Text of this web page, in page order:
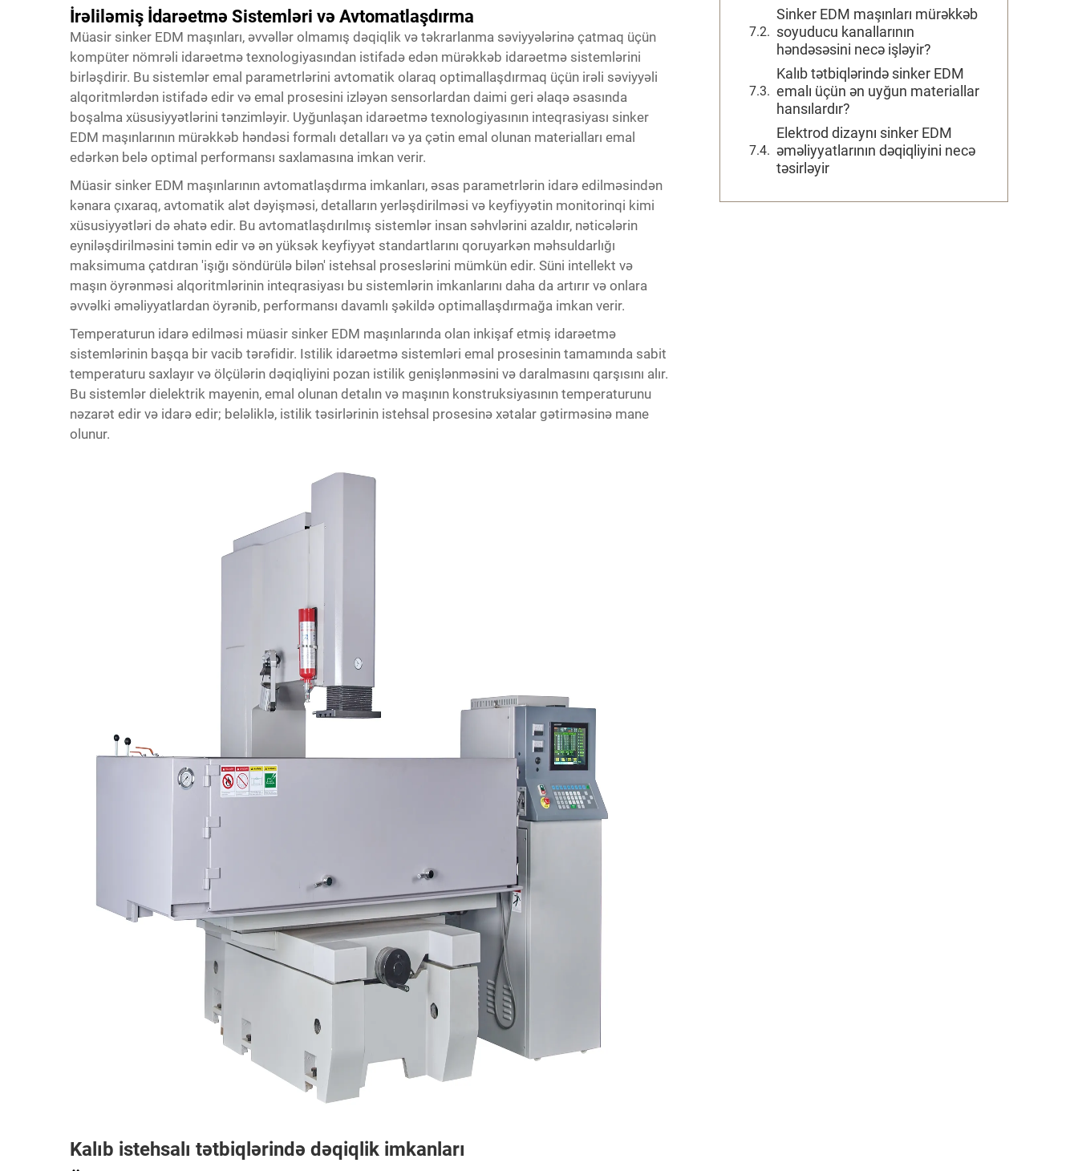
İrəliləmiş İdarəetmə Sistemləri və Avtomatlaşdırma
Müasir sinker EDM maşınları, əvvəllər olmamış dəqiqlik və təkrarlanma səviyyələrinə çatmaq üçün
kompüter nömrəli idarəetmə texnologiyasından istifadə edən mürəkkəb idarəetmə sistemlərini
birləşdirir. Bu sistemlər emal parametrlərini avtomatik olaraq optimallaşdırmaq üçün irəli səviyyəli
alqoritmlərdən istifadə edir və emal prosesini izləyən sensorlardan daimi geri əlaqə əsasında
boşalma xüsusiyyətlərini tənzimləyir. Uyğunlaşan idarəetmə texnologiyasının inteqrasiyası sinker
EDM maşınlarının mürəkkəb həndəsi formalı detalları və ya çətin emal olunan materialları emal
edərkən belə optimal performansı saxlamasına imkan verir.
Müasir sinker EDM maşınlarının avtomatlaşdırma imkanları, əsas parametrlərin idarə edilməsindən
kənara çıxaraq, avtomatik alət dəyişməsi, detalların yerləşdirilməsi və keyfiyyətin monitorinqi kimi
xüsusiyyətləri də əhatə edir. Bu avtomatlaşdırılmış sistemlər insan səhvlərini azaldır, nəticələrin
eyniləşdirilməsini təmin edir və ən yüksək keyfiyyət standartlarını qoruyarkən məhsuldarlığı
maksimuma çatdıran 'işığı söndürülə bilən' istehsal proseslərini mümkün edir. Süni intellekt və
maşın öyrənməsi alqoritmlərinin inteqrasiyası bu sistemlərin imkanlarını daha da artırır və onlara
əvvəlki əməliyyatlardan öyrənib, performansı davamlı şəkildə optimallaşdırmağa imkan verir.
Temperaturun idarə edilməsi müasir sinker EDM maşınlarında olan inkişaf etmiş idarəetmə
sistemlərinin başqa bir vacib tərəfidir. Istilik idarəetmə sistemləri emal prosesinin tamamında sabit
temperaturu saxlayır və ölçülərin dəqiqliyini pozan istilik genişlənməsini və daralmasını qarşısını alır.
Bu sistemlər dielektrik mayenin, emal olunan detalın və maşının konstruksiyasının temperaturunu
nəzarət edir və idarə edir; beləliklə, istilik təsirlərinin istehsal prosesinə xətalar gətirməsinə mane
olunur.
Kalıb istehsalı tətbiqlərində dəqiqlik imkanları
Sinker EDM maşınları mürəkkəb
soyuducu kanallarının
həndəsəsini necə işləyir?
Kalıb tətbiqlərində sinker EDM
emalı üçün ən uyğun materiallar
hansılardır?
Elektrod dizaynı sinker EDM
əməliyyatlarının dəqiqliyini necə
təsirləyir